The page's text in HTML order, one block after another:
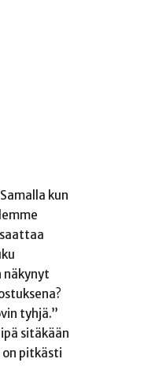
kun
näkynyt
tyhjä.”
sitäkään
on pitkästi